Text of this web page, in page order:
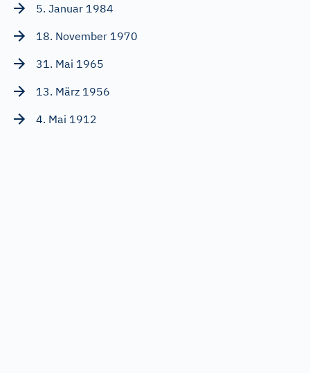
5. Januar 1984
18. November 1970
31. Mai 1965
13. März 1956
4. Mai 1912